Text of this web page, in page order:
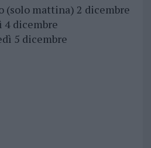
(solo mattina) 2 dicembre
4 dicembre
5 dicembre